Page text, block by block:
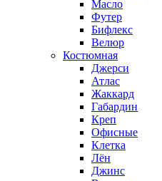
Масло
Футер
Бифлекс
Велюр
Костюмная
Джерси
Атлас
Жаккард
Габардин
Креп
Офисные
Клетка
Лён
Джинс